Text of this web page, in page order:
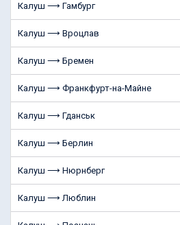
Калуш ⟶ Гамбург
Калуш ⟶ Вроцлав
Калуш ⟶ Бремен
Калуш ⟶ Франкфурт-на-Майне
Калуш ⟶ Гданськ
Калуш ⟶ Берлин
Калуш ⟶ Нюрнберг
Калуш ⟶ Люблин